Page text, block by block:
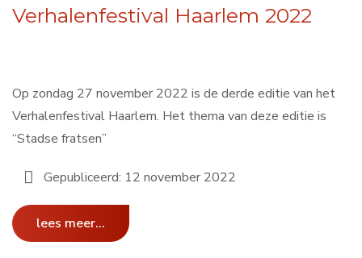
Verhalenfestival Haarlem 2022
Op zondag 27 november 2022 is de derde editie van het
Verhalenfestival Haarlem. Het thema van deze editie is
“Stadse fratsen”
Gepubliceerd: 12 november 2022
lees meer...